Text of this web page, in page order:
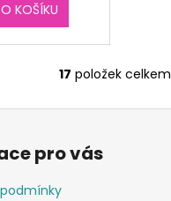
KOŠÍKU
O
v
17 položek celkem
pro vás